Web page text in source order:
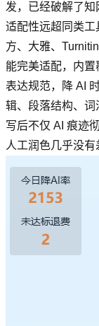
发，已经破解了知
适配性远超同类
方、大雅、
能完美适配，内
表达规范，降 AI
辑、段落结构、
写后不仅 AI 痕迹
人工润色几乎没有